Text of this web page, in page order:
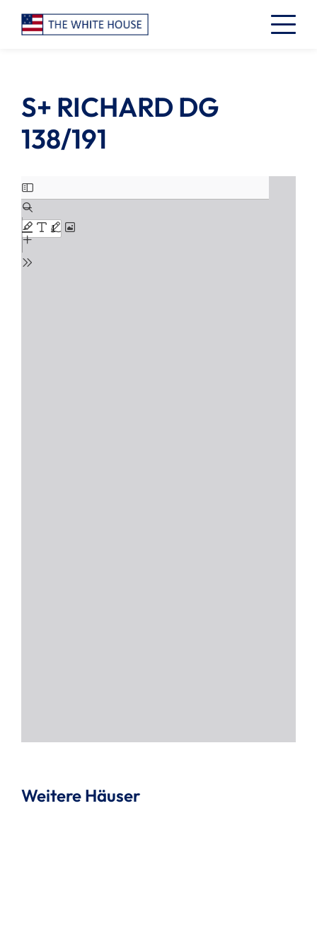
S+ RICHARD DG
138/191
Weitere Häuser